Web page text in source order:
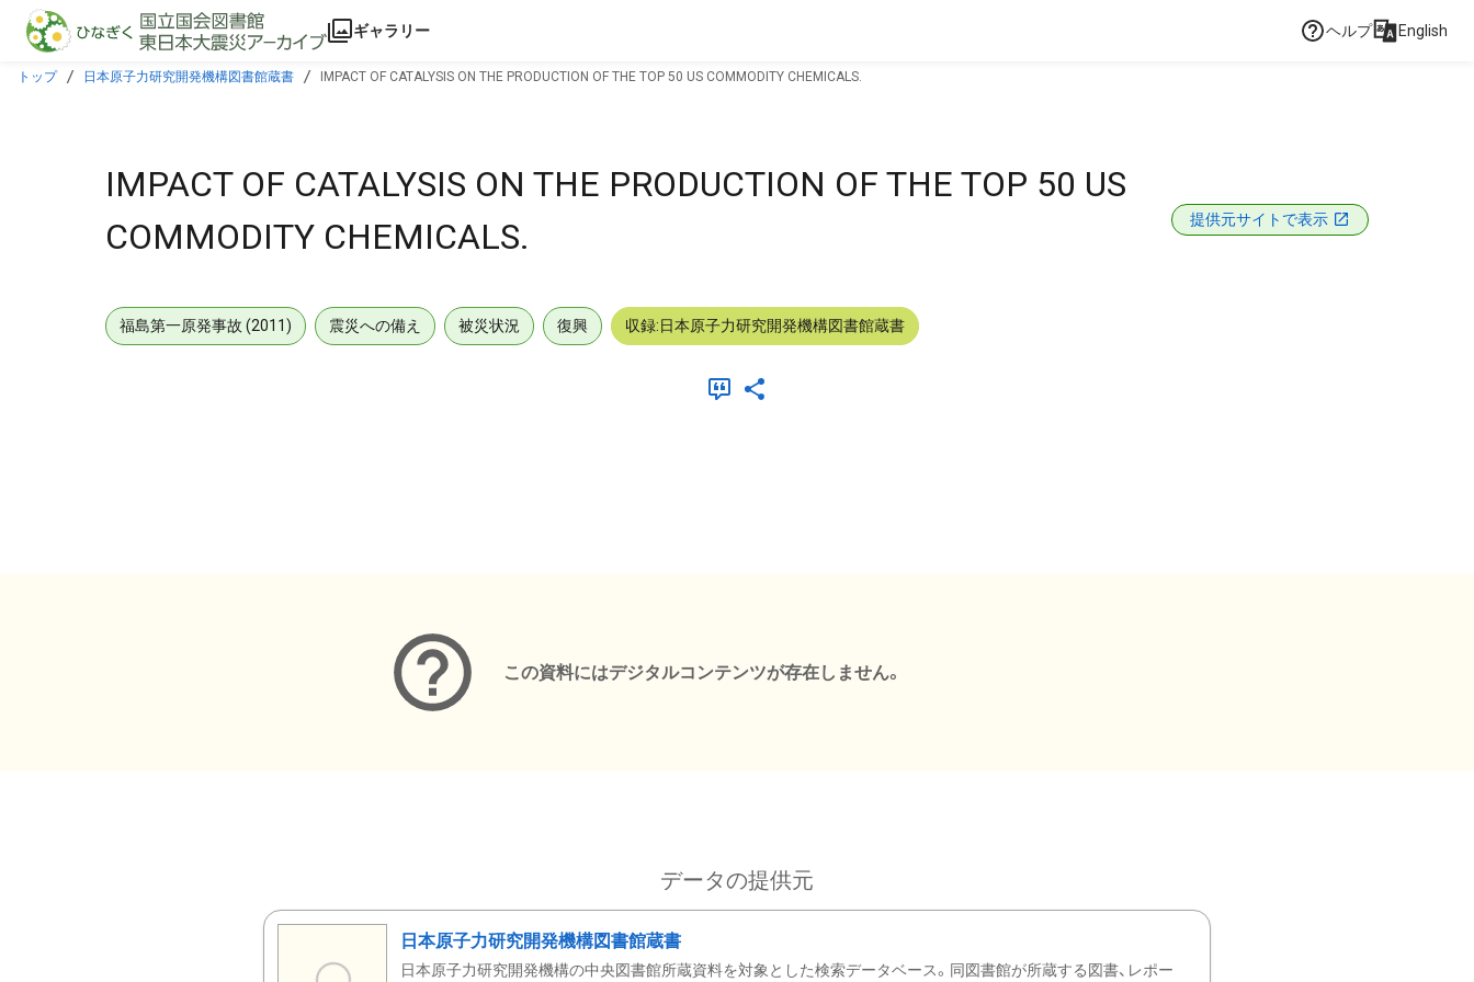
本文に飛ぶ
ギャラリー ヘルプ English
トップ 日本原子力研究開発機構図書館蔵書 IMPACT OF CATALYSIS ON THE PRODUCTION OF THE TOP 50 US COMMODITY CHEMICALS.
IMPACT OF CATALYSIS ON THE PRODUCTION OF THE TOP 50 US
COMMODITY CHEMICALS.
提供元サイトで表示
福島第一原発事故 (2011) 震災への備え 被災状況 復興 収録:日本原子力研究開発機構図書館蔵書
この資料にはデジタルコンテンツが存在しません。
データの提供元
日本原子力研究開発機構図書館蔵書
日本原子力研究開発機構の中央図書館所蔵資料を対象とした検索データベース。同図書館が所蔵する図書、レポー